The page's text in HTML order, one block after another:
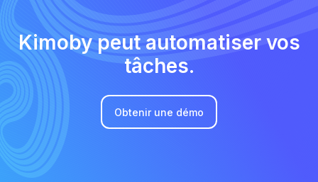
Kimoby peut automatiser vos
tâches.
Obtenir une démo